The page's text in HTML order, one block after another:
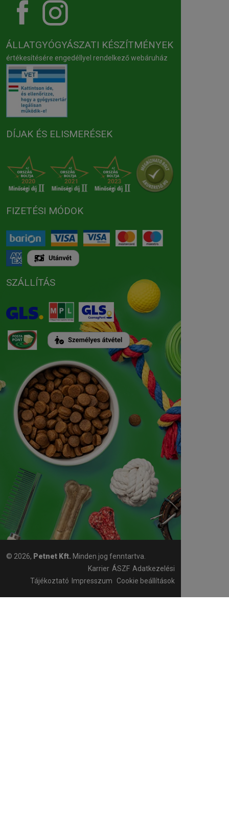
ÁLLATGYÓGYÁSZATI KÉSZÍTMÉNYEK
értékesítésére engedéllyel rendelkező webáruház
DÍJAK ÉS ELISMERÉSEK
FIZETÉSI MÓDOK
SZÁLLÍTÁS
© 2026, Petnet Kft. Minden jog fenntartva.
Karrier ÁSZF Adatkezelési
Tájékoztató
Impresszum Cookie beállítások